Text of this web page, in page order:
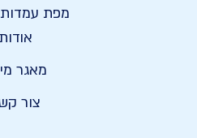
מפת עמדות טעינה
מאגר מידע
צור קשר